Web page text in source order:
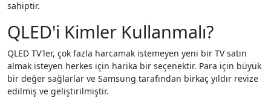
sahiptir.
QLED'i Kimler Kullanmalı?
QLED TV'ler, çok fazla harcamak istemeyen yeni bir TV satın
almak isteyen herkes için harika bir seçenektir. Para için büyük
bir değer sağlarlar ve Samsung tarafından birkaç yıldır revize
edilmiş ve geliştirilmiştir.